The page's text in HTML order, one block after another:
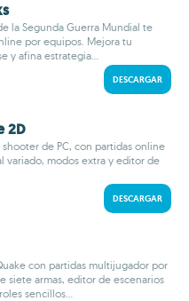
la Segunda Guerra Mundial te
por equipos. Mejora tu
y afina estrategia...
DESCARGAR
2D
de PC, con partidas online
variado, modos extra y editor de
DESCARGAR
con partidas multijugador por
siete armas, editor de escenarios
sencillos...